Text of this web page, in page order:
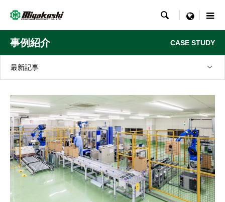
 menu
事例紹介 CASE STUDY
最新記事